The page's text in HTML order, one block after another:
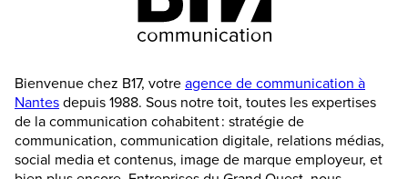
Bienvenue chez B17, votreagence de communication à
Nantesdepuis 1988. Sous notre toit, toutes les expertises
de la communication cohabitent : stratégie de
communication, communication digitale, relations médias,
social media et contenus, image de marque employeur, et